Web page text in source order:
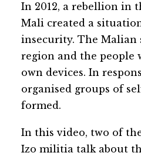
In 2012, a rebellion in
Mali created a
insecurity. The Malian
region and the people
own devices. In
organised groups of
formed.
In this video, two of
Izo militia talk about